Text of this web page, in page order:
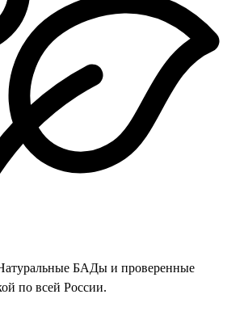
БАДы и проверенные
по всей России.